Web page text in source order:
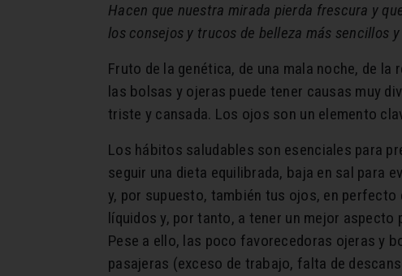
Hacen que nuestra mirada pierda frescura y
los consejos y trucos de belleza más sencillos
Fruto de la genética, de una mala noche, de
las bolsas y ojeras puede tener causas muy
triste y cansada. Los ojos son un elemento
Los hábitos saludables son esenciales para
seguir una dieta equilibrada, baja en sal para
y, por supuesto, también tus ojos, en perfecto
líquidos y, por tanto, a tener un mejor aspecto
Pese a ello, las poco favorecedoras ojeras y
pasajeras (exceso de trabajo, falta de